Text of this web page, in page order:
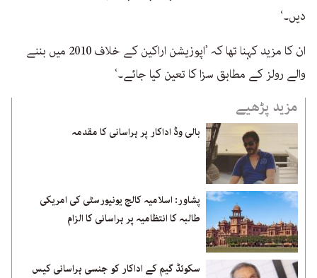
دیں۔‘
ان کا مزید کہنا تھا کہ ’اپوزیشن اراکین کے خلاف 2010 میں بننے
والے رولز کے مطابق سزا کا تعین کیا جائے۔‘
مزید پڑھیے
بالی وڈ اداکار پر ہراسانی کا مقدمہ
پشاور: اسلامیہ کالج یونیورسٹی کی امریکی
طالبہ کا انتظامیہ پر ہراسانی کا الزام
سکوئڈ گیم کے اداکار کو جنسی ہراسانی کیس